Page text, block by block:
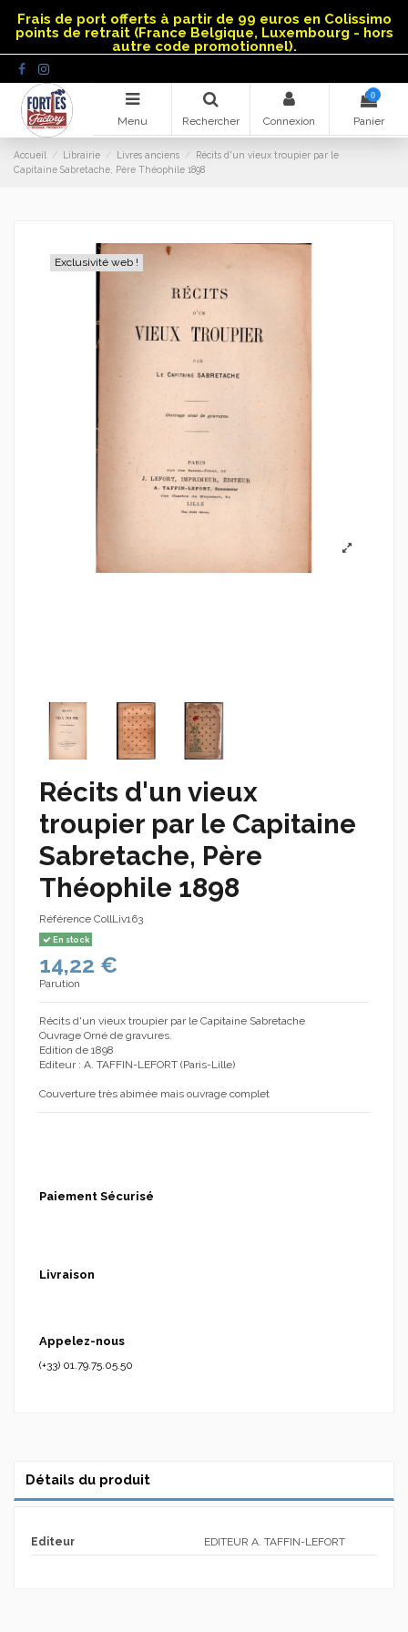
Frais de port offerts à partir de 99 euros en Colissimo
points de retrait (France Belgique, Luxembourg - hors
autre code promotionnel).
Menu Rechercher Connexion
0
Panier
Accueil Librairie Livres anciens
Récits d'un vieux troupier par le
Capitaine Sabretache, Père Théophile 1898
Exclusivité web !
Récits d'un vieux
troupier par le Capitaine
Sabretache, Père
Théophile 1898
Référence CollLiv163
En stock
14,22 €
Parution
Récits d'un vieux troupier par le Capitaine Sabretache
Ouvrage Orné de gravures.
Edition de 1898
Editeur : A. TAFFIN-LEFORT (Paris-Lille)
Couverture très abimée mais ouvrage complet
Paiement Sécurisé
Livraison
Appelez-nous
(+33) 01.79.75.05.50
Détails du produit
Editeur EDITEUR A. TAFFIN-LEFORT